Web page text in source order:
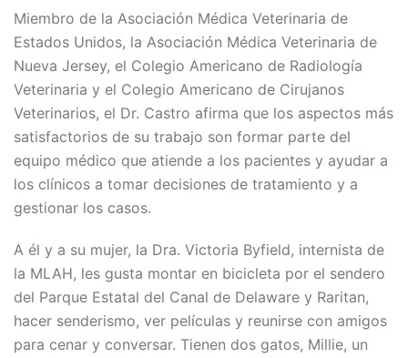
Miembro de la Asociación Médica Veterinaria de
Estados Unidos, la Asociación Médica Veterinaria de
Nueva Jersey, el Colegio Americano de Radiología
Veterinaria y el Colegio Americano de Cirujanos
Veterinarios, el Dr. Castro afirma que los aspectos más
satisfactorios de su trabajo son formar parte del
equipo médico que atiende a los pacientes y ayudar a
los clínicos a tomar decisiones de tratamiento y a
gestionar los casos.
A él y a su mujer, la Dra. Victoria Byfield, internista de
la MLAH, les gusta montar en bicicleta por el sendero
del Parque Estatal del Canal de Delaware y Raritan,
hacer senderismo, ver películas y reunirse con amigos
para cenar y conversar. Tienen dos gatos, Millie, un